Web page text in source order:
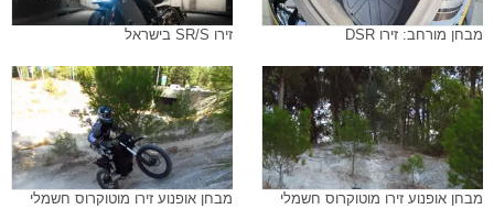
מבחן מורחב: זירו DSR זירו SR/S בישראל
מבחן אופנוע זירו מוטוקרוס חשמלי מבחן אופנוע זירו מוטוקרוס חשמלי